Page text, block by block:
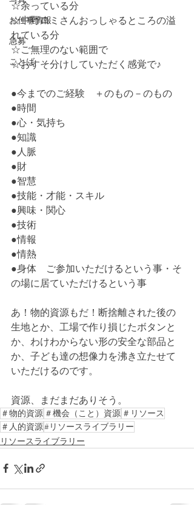
お仕事情報
急募
ことば
☆余っている分
☆中野ロミさんおっしゃるところの溢
れている分
☆ご無理のない範囲で
☆おすそ分けしていただく感覚で♪
●今までのご経験　＋のもの－のもの
●時間
●心・気持ち
●知識
●人脈
●財
●智慧
●技能・才能・スキル
●興味・関心
●技術
●情報
●情熱
●身体　ご参加いただけるという事・そ
の場に居ていただけるという事
あ！物的資源もだ！断捨離された後の
生地とか、工場で作り損じたボタンと
か、わけわからない形の安全な部品と
か、子ども達の想像力を沸き立たせて
いただけるのです。
資源、まだまだありそう。
＃物的資源 ＃機会（こと）資源 ＃リソース
＃人的資源#リソースライブラリー
リソースライブラリー